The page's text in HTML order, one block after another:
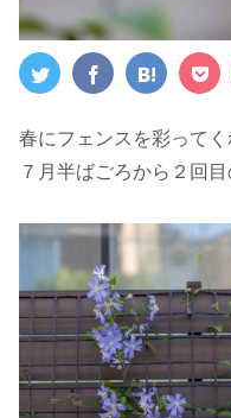
春にフェンスを彩ってく
７月半ばごろから２回